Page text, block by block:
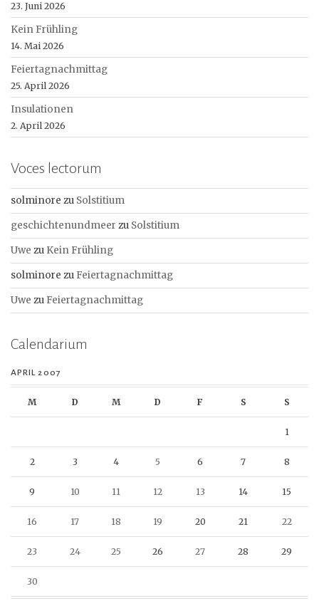
23. Juni 2026
Kein Frühling
14. Mai 2026
Feiertagnachmittag
25. April 2026
Insulationen
2. April 2026
Voces lectorum
solminore zu Solstitium
geschichtenundmeer zu Solstitium
Uwe zu Kein Frühling
solminore zu Feiertagnachmittag
Uwe zu Feiertagnachmittag
Calendarium
APRIL 2007
M D M D F S S
1
2 3 4 5 6 7 8
9 10 11 12 13 14 15
16 17 18 19 20 21 22
23 24 25 26 27 28 29
30